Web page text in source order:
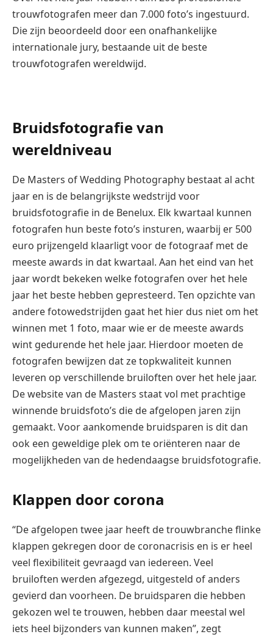
trouwfotografen meer dan 7.000 foto’s ingestuurd.
Die zijn beoordeeld door een onafhankelijke
internationale jury, bestaande uit de beste
trouwfotografen wereldwijd.
Bruidsfotografie van
wereldniveau
De Masters of Wedding Photography bestaat al acht
jaar en is de belangrijkste wedstrijd voor
bruidsfotografie in de Benelux. Elk kwartaal kunnen
fotografen hun beste foto’s insturen, waarbij er 500
euro prijzengeld klaarligt voor de fotograaf met de
meeste awards in dat kwartaal. Aan het eind van het
jaar wordt bekeken welke fotografen over het hele
jaar het beste hebben gepresteerd. Ten opzichte van
andere fotowedstrijden gaat het hier dus niet om het
winnen met 1 foto, maar wie er de meeste awards
wint gedurende het hele jaar. Hierdoor moeten de
fotografen bewijzen dat ze topkwaliteit kunnen
leveren op verschillende bruiloften over het hele jaar.
De website van de Masters staat vol met prachtige
winnende bruidsfoto’s die de afgelopen jaren zijn
gemaakt. Voor aankomende bruidsparen is dit dan
ook een geweldige plek om te oriënteren naar de
mogelijkheden van de hedendaagse bruidsfotografie.
Klappen door corona
“De afgelopen twee jaar heeft de trouwbranche flinke
klappen gekregen door de coronacrisis en is er heel
veel flexibiliteit gevraagd van iedereen. Veel
bruiloften werden afgezegd, uitgesteld of anders
gevierd dan voorheen. De bruidsparen die hebben
gekozen wel te trouwen, hebben daar meestal wel
iets heel bijzonders van kunnen maken”, zegt